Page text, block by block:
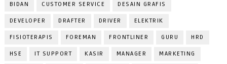
BIDAN CUSTOMER SERVICE DESAIN GRAFIS
DEVELOPER DRAFTER DRIVER ELEKTRIK
FISIOTERAPIS FOREMAN FRONTLINER GURU HRD
HSE IT SUPPORT KASIR MANAGER MARKETING